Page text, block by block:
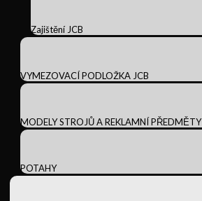
Zajištění JCB
VYMEZOVACÍ PODLOŽKA JCB
MODELY STROJŮ A REKLAMNÍ PŘEDMĚTY
POTAHY